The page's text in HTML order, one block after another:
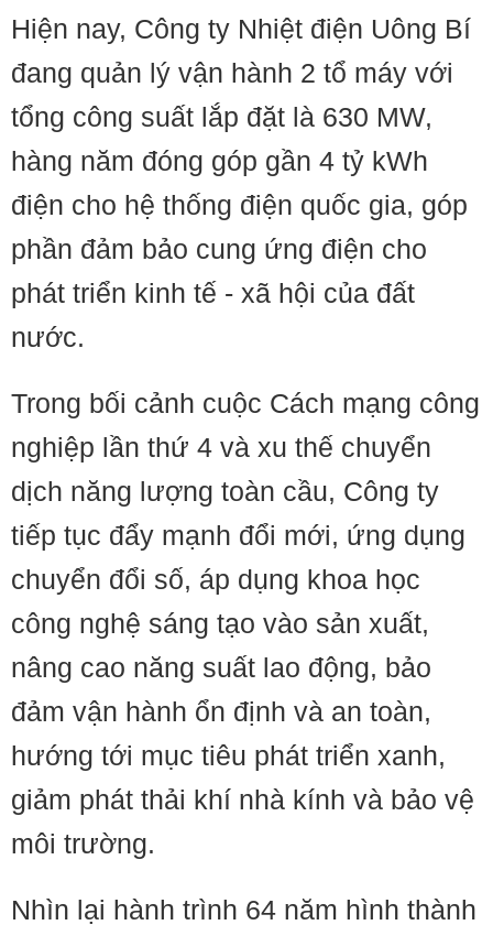
Hiện nay, Công ty Nhiệt điện Uông Bí
đang quản lý vận hành 2 tổ máy với
tổng công suất lắp đặt là 630 MW,
hàng năm đóng góp gần 4 tỷ kWh
điện cho hệ thống điện quốc gia, góp
phần đảm bảo cung ứng điện cho
phát triển kinh tế - xã hội của đất
nước.
Trong bối cảnh cuộc Cách mạng công
nghiệp lần thứ 4 và xu thế chuyển
dịch năng lượng toàn cầu, Công ty
tiếp tục đẩy mạnh đổi mới, ứng dụng
chuyển đổi số, áp dụng khoa học
công nghệ sáng tạo vào sản xuất,
nâng cao năng suất lao động, bảo
đảm vận hành ổn định và an toàn,
hướng tới mục tiêu phát triển xanh,
giảm phát thải khí nhà kính và bảo vệ
môi trường.
Nhìn lại hành trình 64 năm hình thành